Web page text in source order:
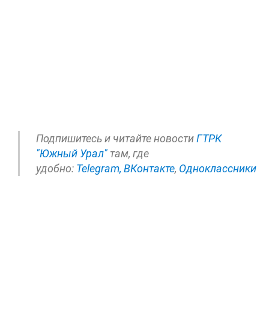
Подпишитесь и читайте новостиГТРК
"Южный Урал" там, где
удобно: Telegram, ВКонтакте, Одноклассники